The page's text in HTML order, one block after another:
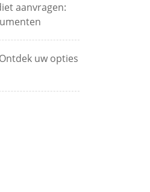
aanvragen:
uw opties